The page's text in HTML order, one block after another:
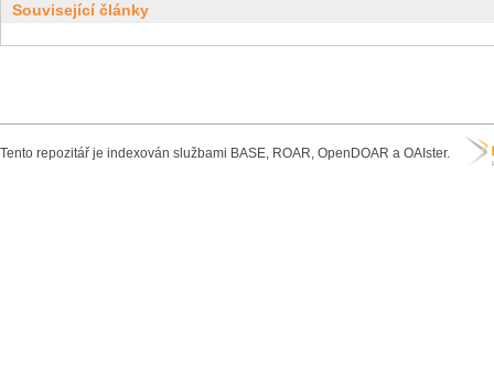
Související články
Tento repozitář je indexován službami BASE, ROAR, OpenDOAR a OAIster.